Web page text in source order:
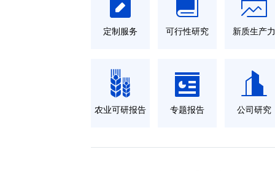
定制服务 可行性研究 新质生产力
农业可研报告 专题报告 公司研究